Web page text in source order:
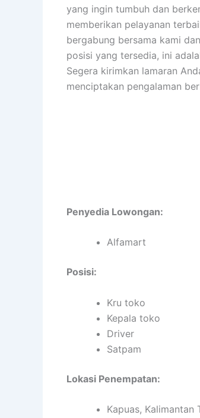
yang ingin tumbuh dan
memberikan pelayanan
bergabung bersama kami
posisi yang tersedia, ini
Segera kirimkan lamaran
menciptakan pengalaman
Penyedia Lowongan:
Alfamart
Posisi:
Kru toko
Kepala toko
Driver
Satpam
Lokasi Penempatan:
Kapuas, Kalimantan